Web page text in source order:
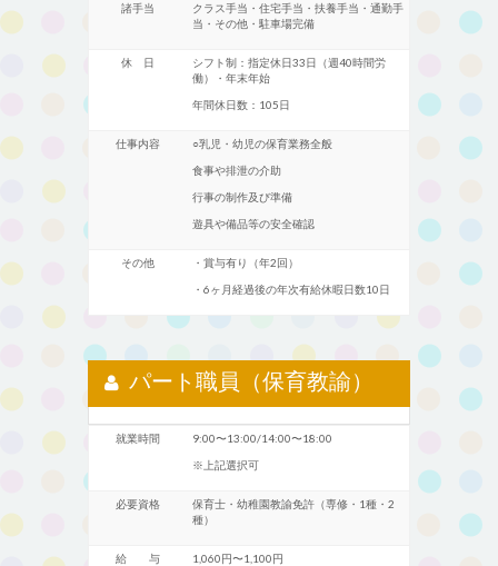
諸手当
クラス手当・住宅手当・扶養手当・通勤手
当・その他・駐車場完備
休 日
シフト制：指定休日33日（週40時間労
働）・年末年始
年間休日数：105日
仕事内容
○乳児・幼児の保育業務全般
食事や排泄の介助
行事の制作及び準備
遊具や備品等の安全確認
その他
・賞与有り（年2回）
・6ヶ月経過後の年次有給休暇日数10日
パート職員（保育教諭）
就業時間
9:00〜13:00/14:00〜18:00
※上記選択可
必要資格
保育士・幼稚園教諭免許（専修・1種・2
種）
給 与 1,060円〜1,100円